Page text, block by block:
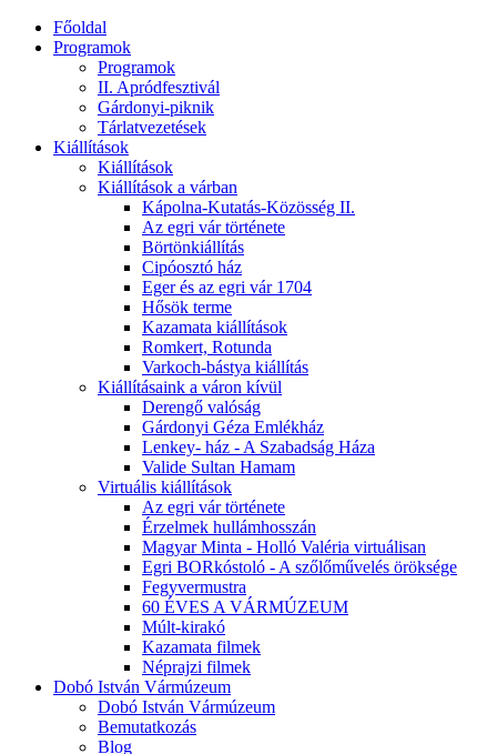
Főoldal
Programok
Programok
II. Apródfesztivál
Gárdonyi-piknik
Tárlatvezetések
Kiállítások
Kiállítások
Kiállítások a várban
Kápolna-Kutatás-Közösség II.
Az egri vár története
Börtönkiállítás
Cipóosztó ház
Eger és az egri vár 1704
Hősök terme
Kazamata kiállítások
Romkert, Rotunda
Varkoch-bástya kiállítás
Kiállításaink a váron kívül
Derengő valóság
Gárdonyi Géza Emlékház
Lenkey- ház - A Szabadság Háza
Valide Sultan Hamam
Virtuális kiállítások
Az egri vár története
Érzelmek hullámhosszán
Magyar Minta - Holló Valéria virtuálisan
Egri BORkóstoló - A szőlőművelés öröksége
Fegyvermustra
60 ÉVES A VÁRMÚZEUM
Múlt-kirakó
Kazamata filmek
Néprajzi filmek
Dobó István Vármúzeum
Dobó István Vármúzeum
Bemutatkozás
Blog